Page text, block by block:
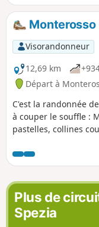
Visorandonneur
12,69 km
Départ à
C'est la randonnée
à couper le souffle :
pastelles, collines
Plus de
Spezia